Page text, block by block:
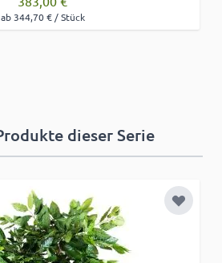
ab 344,70 € / Stück
dieser Serie
Zur